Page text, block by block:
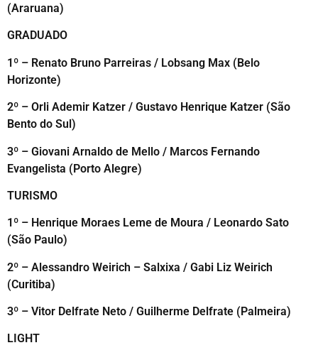
(Araruana)
GRADUADO
1º – Renato Bruno Parreiras / Lobsang Max (Belo
Horizonte)
2º – Orli Ademir Katzer / Gustavo Henrique Katzer (São
Bento do Sul)
3º – Giovani Arnaldo de Mello / Marcos Fernando
Evangelista (Porto Alegre)
TURISMO
1º – Henrique Moraes Leme de Moura / Leonardo Sato
(São Paulo)
2º – Alessandro Weirich – Salxixa / Gabi Liz Weirich
(Curitiba)
3º – Vitor Delfrate Neto / Guilherme Delfrate (Palmeira)
LIGHT